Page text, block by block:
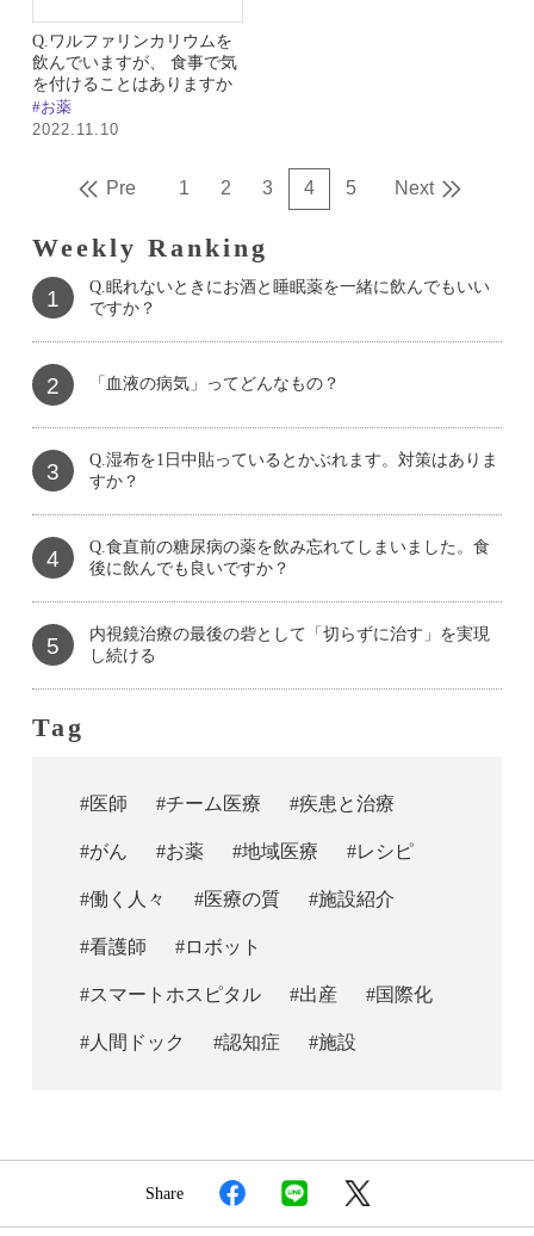
Q.ワルファリンカリウムを
飲んでいますが、 食事で気
を付けることはありますか
#お薬
2022.11.10
Pre 1 2 3 4 5 Next
Weekly Ranking
1
Q.眠れないときにお酒と睡眠薬を一緒に飲んでもいい
ですか？
2 「血液の病気」ってどんなもの？
3
Q.湿布を1日中貼っているとかぶれます。対策はありま
すか？
4
Q.食直前の糖尿病の薬を飲み忘れてしまいました。食
後に飲んでも良いですか？
5
内視鏡治療の最後の砦として「切らずに治す」を実現
し続ける
Tag
#医師 #チーム医療 #疾患と治療
#がん #お薬 #地域医療 #レシピ
#働く人々 #医療の質 #施設紹介
#看護師 #ロボット
#スマートホスピタル #出産 #国際化
#人間ドック #認知症 #施設
Share